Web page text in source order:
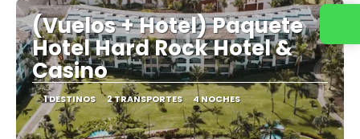
(Vuelos + Hotel) Paquete
Hotel Hard Rock Hotel &
Casino
1 DESTINOS 2 TRANSPORTES 4 NOCHES